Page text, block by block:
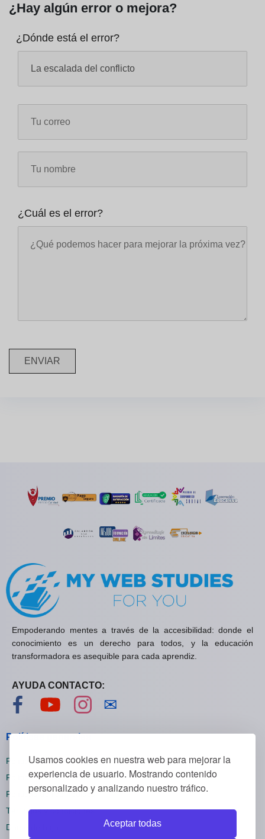
Usamos cookies en nuestra web para mejorar la
experiencia de usuario. Mostrando contenido
personalizado y analizando nuestro tráfico.
Aceptar todas
¿Hay algún error o mejora?
¿Dónde está el error?
¿Cuál es el error?
ENVIAR
Empoderando mentes a través de la accesibilidad: donde el
conocimiento es un derecho para todos, y la educación
transformadora es asequible para cada aprendiz.
AYUDA CONTACTO:
Visítanos en Facebook
Visítanos en YouTube
Visítanos en Instagram
✉
Políticas generales
Políticas de privacidad
Políticas de cookies
Políticas de reembolsos
Términos y condiciones
Darse de baja